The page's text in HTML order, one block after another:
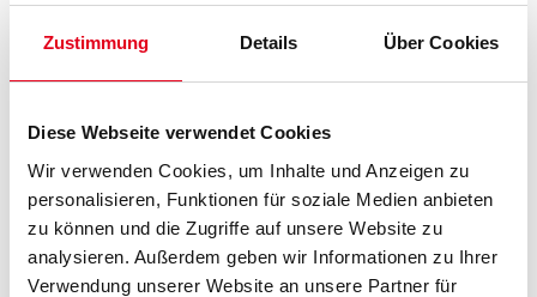
Zustimmung Details Über Cookies
Diese Webseite verwendet Cookies
Wir verwenden Cookies, um Inhalte und Anzeigen zu
personalisieren, Funktionen für soziale Medien anbieten
zu können und die Zugriffe auf unsere Website zu
analysieren. Außerdem geben wir Informationen zu Ihrer
Verwendung unserer Website an unsere Partner für
Farbtonbezeichnung
Glanzgrad
Gebinde